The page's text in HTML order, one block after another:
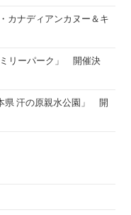
カナディアンカヌー＆キ
ミリーパーク」 開催決
県 汗の原親水公園」 開